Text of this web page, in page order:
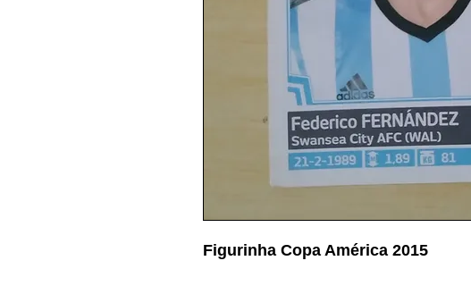
Figurinha Copa América 2015